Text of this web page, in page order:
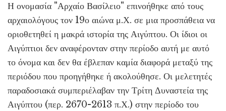
Η ονομασία "Αρχαίο Βασίλειο" επινοήθηκε από τους
αρχαιολόγους τον 19ο αιώνα μ.Χ. σε μια προσπάθεια να
οριοθετηθεί η μακρά ιστορία της Αιγύπτου. Οι ίδιοι οι
Αιγύπτιοι δεν αναφέρονταν στην περίοδο αυτή με αυτό
το όνομα και δεν θα έβλεπαν καμία διαφορά μεταξύ της
περιόδου που προηγήθηκε ή ακολούθησε. Οι μελετητές
παραδοσιακά συμπεριέλαβαν την Τρίτη Δυναστεία της
Αιγύπτου (περ. 2670-2613 π.Χ.) στην περίοδο του